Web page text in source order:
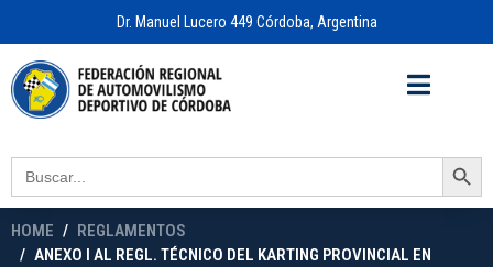
Dr. Manuel Lucero 449 Córdoba, Argentina
Search
for:
Search Button
HOME
REGLAMENTOS
ANEXO I AL REGL. TÉCNICO DEL KARTING PROVINCIAL EN